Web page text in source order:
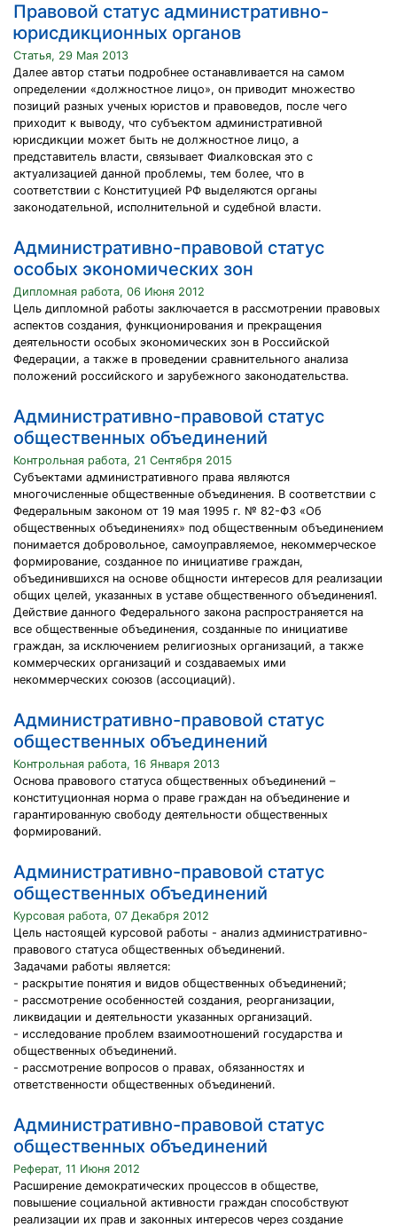
Правовой статус административно-
юрисдикционных органов
Статья, 29 Мая 2013
Далее автор статьи подробнее останавливается на самом
определении «должностное лицо», он приводит множество
позиций разных ученых юристов и правоведов, после чего
приходит к выводу, что субъектом административной
юрисдикции может быть не должностное лицо, а
представитель власти, связывает Фиалковская это с
актуализацией данной проблемы, тем более, что в
соответствии с Конституцией РФ выделяются органы
законодательной, исполнительной и судебной власти.
Административно-правовой статус
особых экономических зон
Дипломная работа, 06 Июня 2012
Цель дипломной работы заключается в рассмотрении правовых
аспектов создания, функционирования и прекращения
деятельности особых экономических зон в Российской
Федерации, а также в проведении сравнительного анализа
положений российского и зарубежного законодательства.
Административно-правовой статус
общественных объединений
Контрольная работа, 21 Сентября 2015
Субъектами административного права являются
многочисленные общественные объединения. В соответствии с
Федеральным законом от 19 мая 1995 г. № 82-ФЗ «Об
общественных объединениях» под общественным объединением
понимается добровольное, самоуправляемое, некоммерческое
формирование, созданное по инициативе граждан,
объединившихся на основе общности интересов для реализации
общих целей, указанных в уставе общественного объединения1.
Действие данного Федерального закона распространяется на
все общественные объединения, созданные по инициативе
граждан, за исключением религиозных организаций, а также
коммерческих организаций и создаваемых ими
некоммерческих союзов (ассоциаций).
Административно-правовой статус
общественных объединений
Контрольная работа, 16 Января 2013
Основа правового статуса общественных объединений –
конституционная норма о праве граждан на объединение и
гарантированную свободу деятельности общественных
формирований.
Административно-правовой статус
общественных объединений
Курсовая работа, 07 Декабря 2012
Цель настоящей курсовой работы - анализ административно-
правового статуса общественных объединений.
Задачами работы является:
- раскрытие понятия и видов общественных объединений;
- рассмотрение особенностей создания, реорганизации,
ликвидации и деятельности указанных организаций.
- исследование проблем взаимоотношений государства и
общественных объединений.
- рассмотрение вопросов о правах, обязанностях и
ответственности общественных объединений.
Административно-правовой статус
общественных объединений
Реферат, 11 Июня 2012
Расширение демократических процессов в обществе,
повышение социальной активности граждан способствуют
реализации их прав и законных интересов через создание